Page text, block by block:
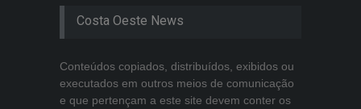
Costa Oeste News
Conteúdos copiados, distribuídos, exibidos ou
executados em outros meios de comunicação
e que pertençam a este site devem conter os